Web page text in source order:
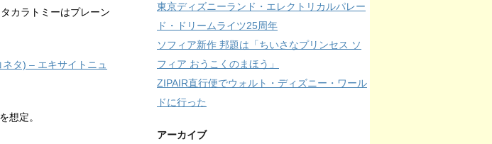
カラトミーはプレーン
タ) – エキサイトニュ
想定。
東京ディズニーランド・エレクトリカルパレー
ド・ドリームライツ25周年
ソフィア新作 邦題は「ちいさなプリンセス ソ
フィア おうこくのまほう」
ZIPAIR直行便でウォルト・ディズニー・ワール
ドに行った
アーカイブ